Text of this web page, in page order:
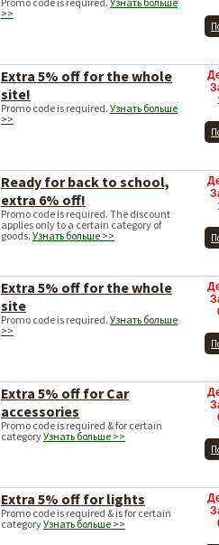
>>
Extra 5% off for the whole
site!
Promo code is required. Узнать больше
>>
Ready for back to school,
extra 6% off!
Promo code is required. The discount
applies only to a certain category of
goods. Узнать больше >>
Extra 5% off for the whole
site
Promo code is required. Узнать больше
>>
Extra 5% off for Car
accessories
Promo code is required & for certain
categoryУзнать больше >>
Extra 5% off for lights
Promo code is required & is for certain
categoryУзнать больше >>